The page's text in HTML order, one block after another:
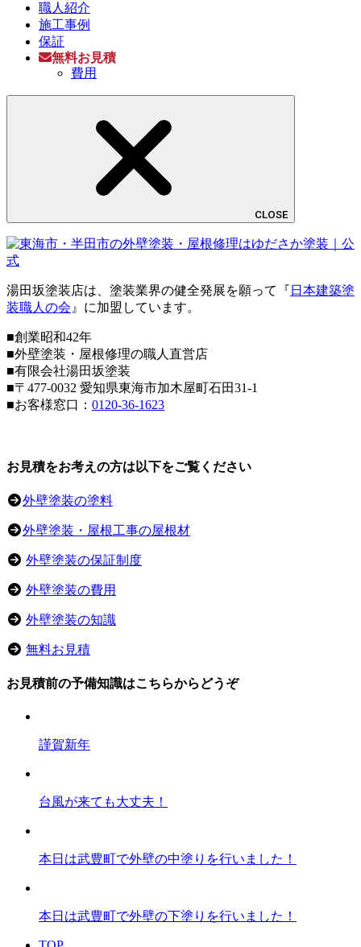
職人紹介
施工事例
保証
無料お見積
費用
CLOSE
湯田坂塗装店は、塗装業界の健全発展を願って『 日本建築塗
装職人の会』に加盟しています。
■創業昭和42年
■外壁塗装・屋根修理の職人直営店
■有限会社湯田坂塗装
■〒 477-0032 愛知県東海市加木屋町石田31-1
■お客様窓口： 0120-36-1623
お見積をお考えの方は以下をご覧ください
外壁塗装の塗料
外壁塗装・屋根工事の屋根材
外壁塗装の保証制度
外壁塗装の費用
外壁塗装の知識
無料お見積
お見積前の予備知識はこちらからどうぞ
謹賀新年
台風が来ても大丈夫！
本日は武豊町で外壁の中塗りを行いました！
本日は武豊町で外壁の下塗りを行いました！